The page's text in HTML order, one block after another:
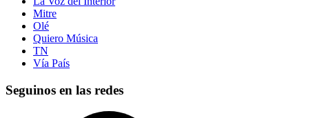
Mitre
Olé
Quiero Música
TN
Vía País
Seguinos en las redes